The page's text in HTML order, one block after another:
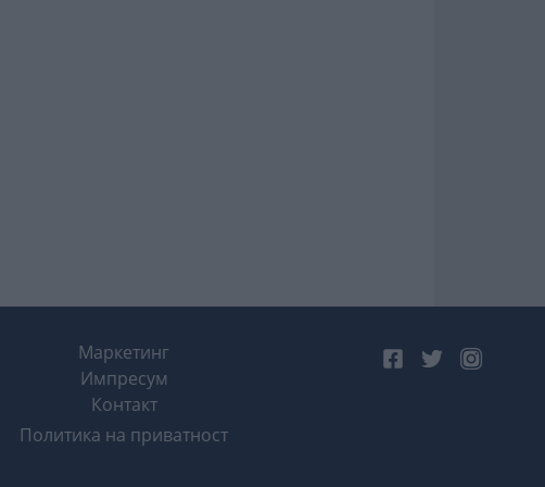
Маркетинг
Импресум
Контакт
Политика на приватност